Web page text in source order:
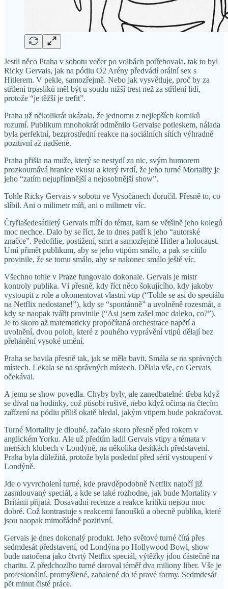
Jestli něco Praha v sobotu večer po volbách potřebovala, tak to byl
Ricky Gervais, jak na pódiu O2 Arény předvádí orální sex s
Hitlerem. V pekle, samozřejmě. Nebo jak vysvětluje, proč by za
střílení trpaslíků měl být u soudu nižší trest než za střílení lidí,
protože “je těžší je trefit”.
Praha už několikrát ukázala, že jednomu z nejlepších komiků
rozumí. Publikum mnohokrát odměnilo Gervaise potleskem, nálada
byla perfektní, bezprostřední reakce na sociálních sítích výhradně
pozitivní až nadšené.
Praha přišla na muže, který se nestydí za nic, svým humorem
prozkoumává hranice vkusu a který tvrdí, že jeho turné Mortality je
jeho “zatím nejupřímnější a nejosobnější show”.
Tohle Ricky Gervais v sobotu ve Vysočanech doručil. Přesně to, co
slíbil. Ani o milimetr míň, ani o milimetr víc.
Čtyřiašedesátiletý Gervais míří do témat, kam se většině jeho kolegů
moc nechce. Dalo by se říct, že to dnes patří k jeho “autorské
značce”. Pedofilie, postižení, smrt a samozřejmě Hitler a holocaust.
Umí přimět publikum, aby se jeho vtipům smálo, a pak se cítilo
provinile, že se tomu smálo, aby se nakonec smálo ještě víc.
Všechno tohle v Praze fungovalo dokonale. Gervais je mistr
kontroly publika. Ví přesně, kdy říct něco šokujícího, kdy jakoby
vystoupit z role a okomentovat vlastní vtip (“Tohle se asi do speciálu
na Netflix nedostane!”), kdy se “spontánně” a uvolněně rozesmát, a
kdy se naopak tvářit provinile (“Asi jsem zašel moc daleko, co?”).
Je to skoro až matematicky propočítaná orchestrace napětí a
uvolnění, dvou poloh, které z pouhého vyprávění vtipů dělají bez
přehánění vysoké umění.
Praha se bavila přesně tak, jak se měla bavit. Smála se na správných
místech. Lekala se na správných místech. Dělala vše, co Gervais
očekával.
A jemu se show povedla. Chyby byly, ale zanedbatelné: třeba když
se díval na hodinky, což působí rušivě, nebo když očima na čtecím
zařízení na pódiu příliš okatě hledal, jakým vtipem bude pokračovat.
Turné Mortality je dlouhé, začalo skoro přesně před rokem v
anglickém Yorku. Ale už předtím ladil Gervais vtipy a témata v
menších klubech v Londýně, na několika desítkách představení.
Praha byla důležitá, protože byla poslední před sérií vystoupení v
Londýně.
Jde o vyvrcholení turné, kde pravděpodobně Netflix natočí již
zasmlouvaný speciál, a kde se také rozhodne, jak bude Mortality v
Británii přijatá. Dosavadní recenze a reakce kritiků nejsou moc
dobré. Což kontrastuje s reakcemi fanoušků a obecně publika, které
jsou naopak mimořádně pozitivní.
Gervais je dnes dokonalý produkt. Jeho světové turné čítá přes
sedmdesát představení, od Londýna po Hollywood Bowl, show
bude natočena jako čtvrtý Netflix speciál, výtěžky jdou částečně na
charitu. Z předchozího turné daroval téměř dva miliony liber. Vše je
profesionální, promyšlené, zabalené do té pravé formy. Sedmdesát
pět minut čisté práce.